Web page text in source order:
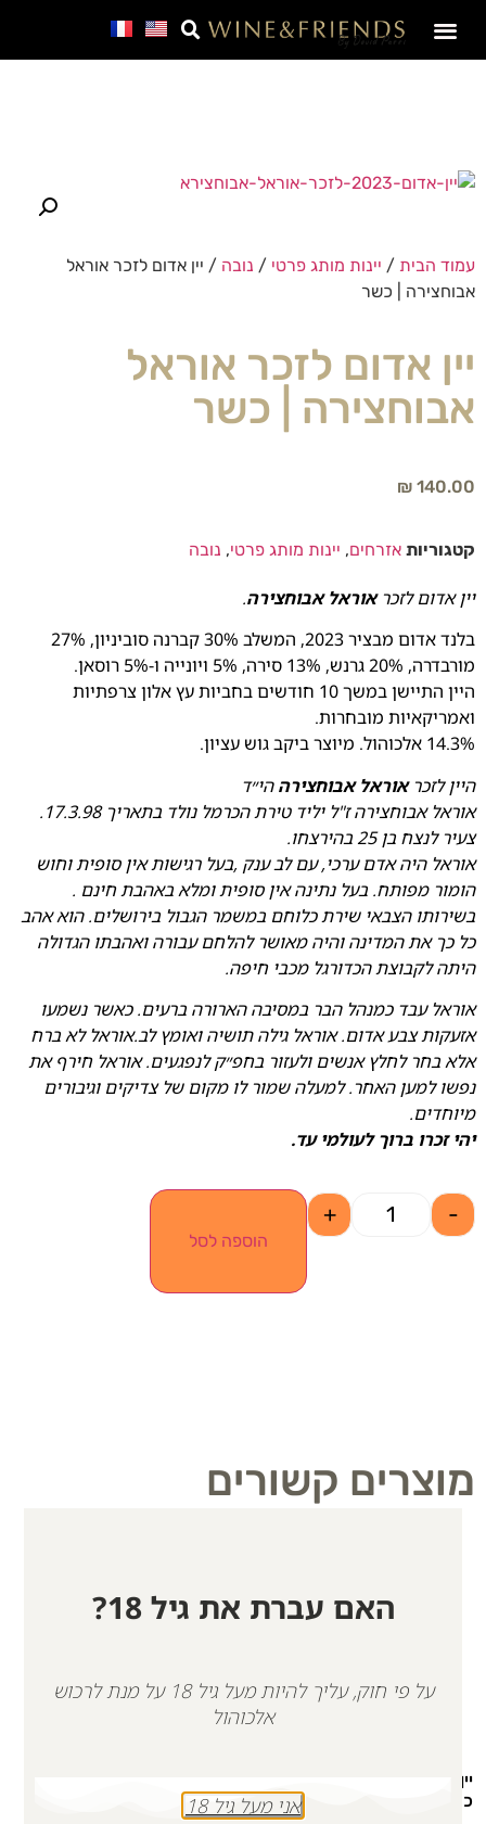
עמוד הבית / יינות מותג פרטי / נובה / יין אדום לזכר אוראל
אבוחצירה | כשר
יין אדום לזכר אוראל
אבוחצירה | כשר
₪ 140.00
קטגוריות אזרחים, יינות מותג פרטי, נובה
יין אדום לזכראוראל אבוחצירה.
בלנד אדום מבציר 2023, המשלב 30% קברנה סוביניון, 27%
מורבדרה, 20% גרנש, 13% סירה, 5% ויונייה ו-5% רוסאן.
היין התיישן במשך 10 חודשים בחביות עץ אלון צרפתיות
ואמריקאיות מובחרות.
14.3% אלכוהול. מיוצר ביקב גוש עציון.
היין לזכראוראל אבוחצירההי״ד
אוראל אבוחצירה ז"ל יליד טירת הכרמל נולד בתאריך 17.3.98.
צעיר לנצח בן 25 בהירצחו.
אוראל היה אדם ערכי, עם לב ענק ,בעל רגישות אין סופית וחוש
הומור מפותח. בעל נתינה אין סופית ומלא באהבת חינם .
בשירותו הצבאי שירת כלוחם במשמר הגבול בירושלים. הוא אהב
כל כך את המדינה והיה מאושר להלחם עבורה ואהבתו הגדולה
היתה לקבוצת הכדורגל מכבי חיפה.
אוראל עבד כמנהל הבר במסיבה הארורה ברעים. כאשר נשמעו
אזעקות צבע אדום. אוראל גילה תושיה ואומץ לב.אוראל לא ברח
אלא בחר לחלץ אנשים ולעזור בחפ״ק לנפגעים. אוראל חירף את
נפשו למען האחר. למעלה שמור לו מקום של צדיקים וגיבורים
מיוחדים.
יהי זכרו ברוך לעולמי עד.
-
+
הוספה לסל
מוצרים קשורים
יין אדום לזכר ניתאי עמאר |
כשר
כשר
האם עברת את גיל 18?
על פי חוק, עליך להיות מעל גיל 18 על מנת לרכוש
אלכוהול
אני מעל גיל 18